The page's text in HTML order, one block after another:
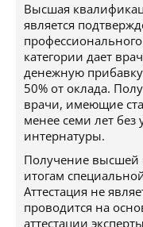
Высшая
является
категории дает
денежную
50% от оклада.
врачи, имеющие
менее семи лет без
интернатуры.
Получение высшей
итогам
Аттестация не
проводится на
аттестации